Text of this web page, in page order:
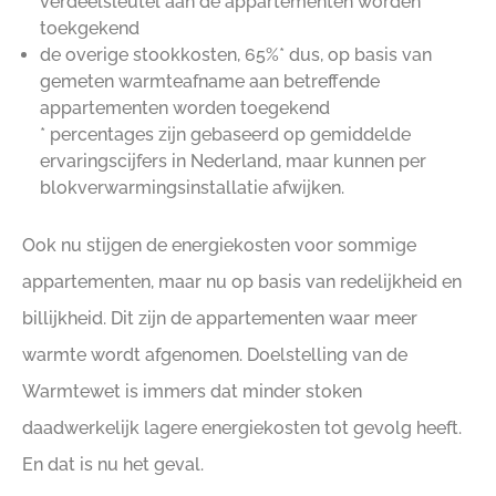
toekgekend
de overige stookkosten, 65%* dus, op basis van
gemeten warmteafname aan betreffende
appartementen worden toegekend
* percentages zijn gebaseerd op gemiddelde
ervaringscijfers in Nederland, maar kunnen per
blokverwarmingsinstallatie afwijken.
Ook nu stijgen de energiekosten voor sommige
appartementen, maar nu op basis van redelijkheid en
billijkheid. Dit zijn de appartementen waar meer
warmte wordt afgenomen. Doelstelling van de
Warmtewet is immers dat minder stoken
daadwerkelijk lagere energiekosten tot gevolg heeft.
En dat is nu het geval.